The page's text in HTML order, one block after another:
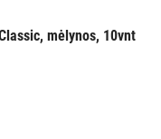
mėlynos, 10vnt